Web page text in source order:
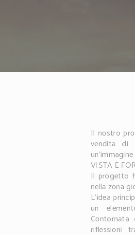
Il nostro
vendita di
VISTA E
Il progetto
nella zona
L'idea
un
riflessioni